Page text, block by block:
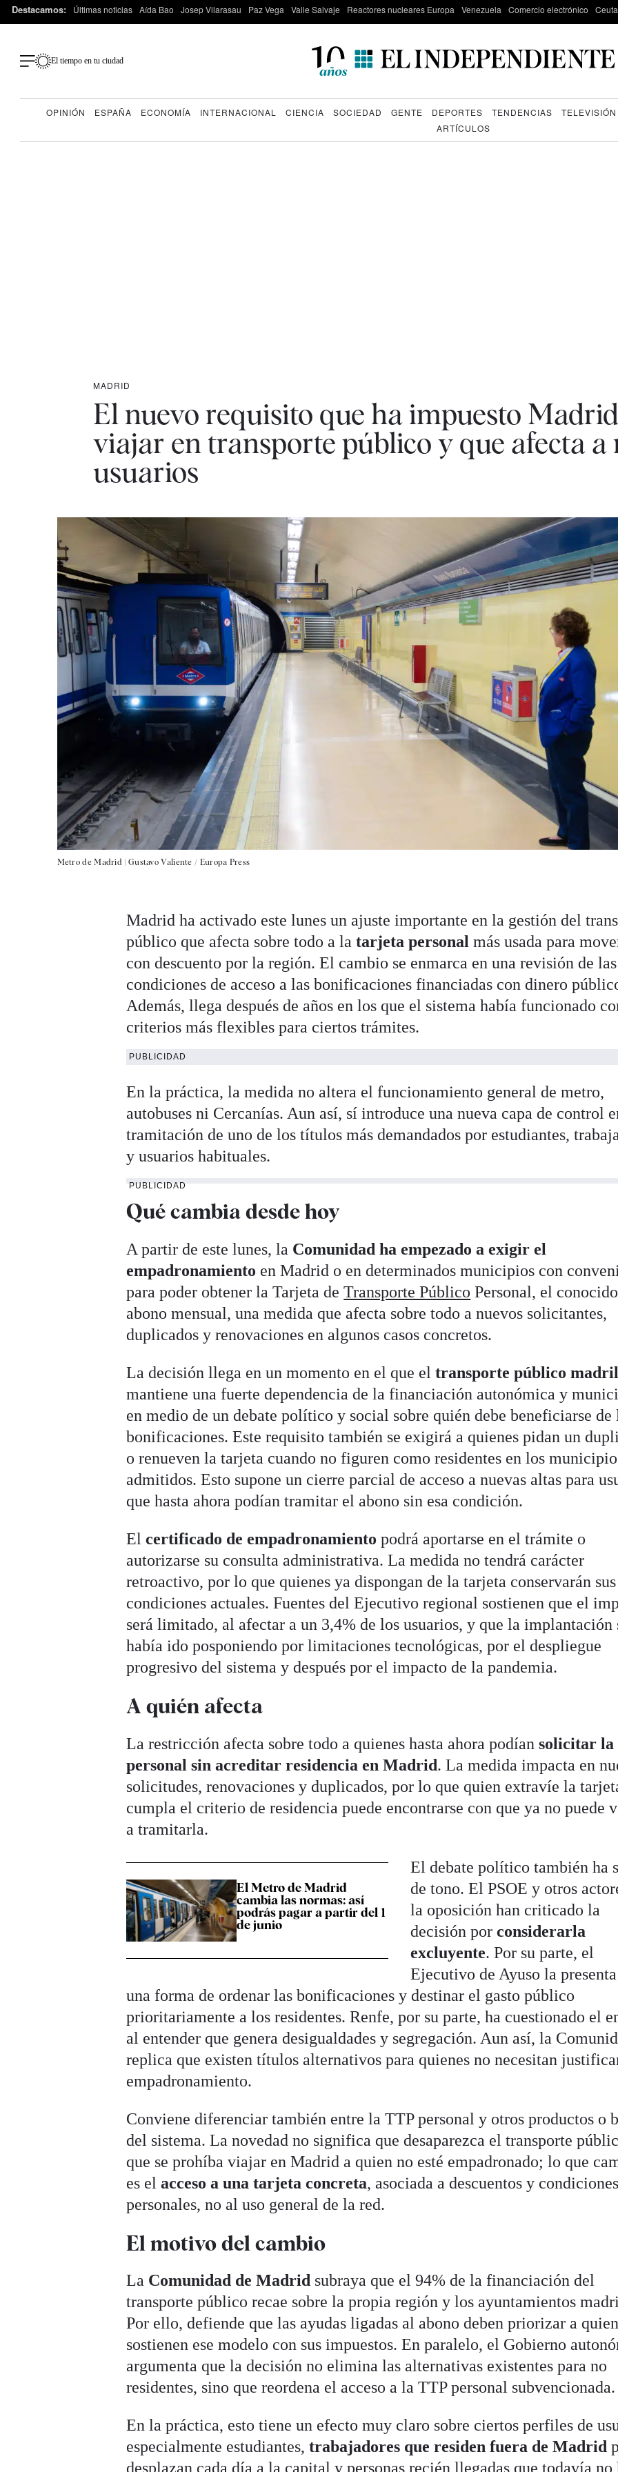
Destacamos: Últimas noticias Aída Bao Josep Vilarasau Paz Vega Valle Salvaje Reactores nucleares Europa Venezuela Comercio electrónico Ceuta
El tiempo en tu ciudad
OPINIÓN ESPAÑA ECONOMÍA INTERNACIONAL CIENCIA SOCIEDAD GENTE DEPORTES TENDENCIAS TELEVISIÓN
ARTÍCULOS
MADRID
El nuevo requisito que ha impuesto
viajar en transporte público y que afecta a
usuarios
Metro de Madrid | Gustavo Valiente / Europa Press
Madrid ha activado este lunes un ajuste importante en la gestión del
público que afecta sobre todo a latarjeta personal más usada para
con descuento por la región. El cambio se enmarca en una revisión de las
condiciones de acceso a las bonificaciones financiadas con dinero
Además, llega después de años en los que el sistema había funcionado
criterios más flexibles para ciertos trámites.
PUBLICIDAD
En la práctica, la medida no altera el funcionamiento general de metro,
autobuses ni Cercanías. Aun así, sí introduce una nueva capa de control
tramitación de uno de los títulos más demandados por estudiantes,
y usuarios habituales.
PUBLICIDAD
Qué cambia desde hoy
A partir de este lunes, la Comunidad ha empezado a exigir el
empadronamiento en Madrid o en determinados municipios con
para poder obtener la Tarjeta deTransporte Público Personal, el conocido
abono mensual, una medida que afecta sobre todo a nuevos solicitantes,
duplicados y renovaciones en algunos casos concretos.
La decisión llega en un momento en el que eltransporte público
mantiene una fuerte dependencia de la financiación autonómica y
en medio de un debate político y social sobre quién debe beneficiarse de
bonificaciones. Este requisito también se exigirá a quienes pidan un
o renueven la tarjeta cuando no figuren como residentes en los
admitidos. Esto supone un cierre parcial de acceso a nuevas altas para
que hasta ahora podían tramitar el abono sin esa condición.
Elcertificado de empadronamientopodrá aportarse en el trámite o
autorizarse su consulta administrativa. La medida no tendrá carácter
retroactivo, por lo que quienes ya dispongan de la tarjeta conservarán sus
condiciones actuales. Fuentes del Ejecutivo regional sostienen que el
será limitado, al afectar a un 3,4% de los usuarios, y que la implantación
había ido posponiendo por limitaciones tecnológicas, por el despliegue
progresivo del sistema y después por el impacto de la pandemia.
A quién afecta
La restricción afecta sobre todo a quienes hasta ahora podíansolicitar la
personal sin acreditar residencia en Madrid. La medida impacta en
solicitudes, renovaciones y duplicados, por lo que quien extravíe la
cumpla el criterio de residencia puede encontrarse con que ya no puede
a tramitarla.
El Metro de Madrid
cambia las normas: así
podrás pagar a partir del 1
de junio
El debate político también ha
de tono. El PSOE y otros
la oposición han criticado la
decisión por considerarla
excluyente. Por su parte, el
Ejecutivo de Ayuso la
una forma de ordenar las bonificaciones y destinar el gasto público
prioritariamente a los residentes. Renfe, por su parte, ha cuestionado el
al entender que genera desigualdades y segregación. Aun así, la
replica que existen títulos alternativos para quienes no necesitan
empadronamiento.
Conviene diferenciar también entre la TTP personal y otros productos o
del sistema. La novedad no significa que desaparezca el transporte
que se prohíba viajar en Madrid a quien no esté empadronado; lo que
es elacceso a una tarjeta concreta, asociada a descuentos y condiciones
personales, no al uso general de la red.
El motivo del cambio
La Comunidad de Madrid subraya que el 94% de la financiación del
transporte público recae sobre la propia región y los ayuntamientos
Por ello, defiende que las ayudas ligadas al abono deben priorizar a
sostienen ese modelo con sus impuestos. En paralelo, el Gobierno
argumenta que la decisión no elimina las alternativas existentes para no
residentes, sino que reordena el acceso a la TTP personal subvencionada.
En la práctica, esto tiene un efecto muy claro sobre ciertos perfiles de
especialmente estudiantes,trabajadores que residen fuera de Madrid
desplazan cada día a la capital y personas recién llegadas que todavía no